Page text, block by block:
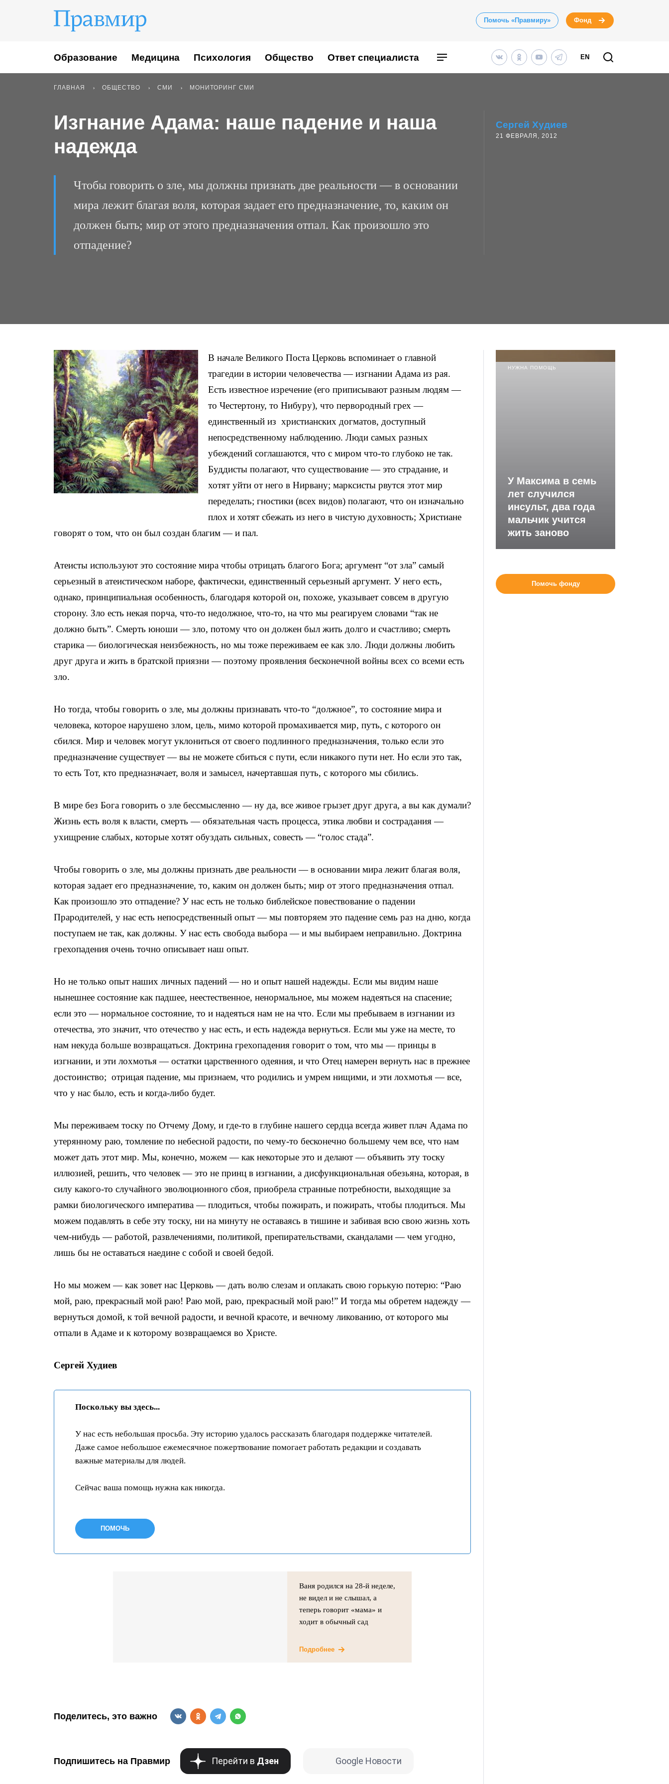
Помочь «Правмиру» Фонд
Образование Медицина Психология Общество Ответ специалиста EN
ГЛАВНАЯ ОБЩЕСТВО СМИ МОНИТОРИНГ СМИ
Изгнание Адама: наше падение и наша
надежда
Чтобы говорить о зле, мы должны признать две реальности — в основании
мира лежит благая воля, которая задает его предназначение, то, каким он
должен быть; мир от этого предназначения отпал. Как произошло это
отпадение?
Сергей Худиев
21 ФЕВРАЛЯ, 2012
В начале Великого Поста Церковь вспоминает о главной
трагедии в истории человечества — изгнании Адама из рая.
Есть известное изречение (его приписывают разным людям —
то Честертону, то Нибуру), что первородный грех —
единственный из христианских догматов, доступный
непосредственному наблюдению. Люди самых разных
убеждений соглашаются, что с миром что-то глубоко не так.
Буддисты полагают, что существование — это страдание, и
хотят уйти от него в Нирвану; марксисты рвутся этот мир
переделать; гностики (всех видов) полагают, что он изначально
плох и хотят сбежать из него в чистую духовность; Христиане
говорят о том, что он был создан благим — и пал.
Атеисты используют это состояние мира чтобы отрицать благого Бога; аргумент “от зла” самый
серьезный в атеистическом наборе, фактически, единственный серьезный аргумент. У него есть,
однако, принципиальная особенность, благодаря которой он, похоже, указывает совсем в другую
сторону. Зло есть некая порча, что-то недолжное, что-то, на что мы реагируем словами “так не
должно быть”. Смерть юноши — зло, потому что он должен был жить долго и счастливо; смерть
старика — биологическая неизбежность, но мы тоже переживаем ее как зло. Люди должны любить
друг друга и жить в братской приязни — поэтому проявления бесконечной войны всех со всеми есть
зло.
Но тогда, чтобы говорить о зле, мы должны признавать что-то “должное”, то состояние мира и
человека, которое нарушено злом, цель, мимо которой промахивается мир, путь, с которого он
сбился. Мир и человек могут уклониться от своего подлинного предназначения, только если это
предназначение существует — вы не можете сбиться с пути, если никакого пути нет. Но если это так,
то есть Тот, кто предназначает, воля и замысел, начертавшая путь, с которого мы сбились.
В мире без Бога говорить о зле бессмысленно — ну да, все живое грызет друг друга, а вы как думали?
Жизнь есть воля к власти, смерть — обязательная часть процесса, этика любви и сострадания —
ухищрение слабых, которые хотят обуздать сильных, совесть — “голос стада”.
Чтобы говорить о зле, мы должны признать две реальности — в основании мира лежит благая воля,
которая задает его предназначение, то, каким он должен быть; мир от этого предназначения отпал.
Как произошло это отпадение? У нас есть не только библейское повествование о падении
Прародителей, у нас есть непосредственный опыт — мы повторяем это падение семь раз на дню, когда
поступаем не так, как должны. У нас есть свобода выбора — и мы выбираем неправильно. Доктрина
грехопадения очень точно описывает наш опыт.
Но не только опыт наших личных падений — но и опыт нашей надежды. Если мы видим наше
нынешнее состояние как падшее, неестественное, ненормальное, мы можем надеяться на спасение;
если это — нормальное состояние, то и надеяться нам не на что. Если мы пребываем в изгнании из
отечества, это значит, что отечество у нас есть, и есть надежда вернуться. Если мы уже на месте, то
нам некуда больше возвращаться. Доктрина грехопадения говорит о том, что мы — принцы в
изгнании, и эти лохмотья — остатки царственного одеяния, и что Отец намерен вернуть нас в прежнее
достоинство; отрицая падение, мы признаем, что родились и умрем нищими, и эти лохмотья — все,
что у нас было, есть и когда-либо будет.
Мы переживаем тоску по Отчему Дому, и где-то в глубине нашего сердца всегда живет плач Адама по
утерянному раю, томление по небесной радости, по чему-то бесконечно большему чем все, что нам
может дать этот мир. Мы, конечно, можем — как некоторые это и делают — объявить эту тоску
иллюзией, решить, что человек — это не принц в изгнании, а дисфункциональная обезьяна, которая, в
силу какого-то случайного эволюционного сбоя, приобрела странные потребности, выходящие за
рамки биологического императива — плодиться, чтобы пожирать, и пожирать, чтобы плодиться. Мы
можем подавлять в себе эту тоску, ни на минуту не оставаясь в тишине и забивая всю свою жизнь хоть
чем-нибудь — работой, развлечениями, политикой, препирательствами, скандалами — чем угодно,
лишь бы не оставаться наедине с собой и своей бедой.
Но мы можем — как зовет нас Церковь — дать волю слезам и оплакать свою горькую потерю: “Раю
мой, раю, прекрасный мой раю! Раю мой, раю, прекрасный мой раю!” И тогда мы обретем надежду —
вернуться домой, к той вечной радости, и вечной красоте, и вечному ликованию, от которого мы
отпали в Адаме и к которому возвращаемся во Христе.
Сергей Худиев
Поскольку вы здесь...
У нас есть небольшая просьба. Эту историю удалось рассказать благодаря поддержке читателей.
Даже самое небольшое ежемесячное пожертвование помогает работать редакции и создавать
важные материалы для людей.
Сейчас ваша помощь нужна как никогда.
ПОМОЧЬ
Ваня родился на 28-й неделе,
не видел и не слышал, а
теперь говорит «мама» и
ходит в обычный сад
Подробнее
Поделитесь, это важно
Подпишитесь на Правмир Перейти в Дзен Google Новости
НУЖНА ПОМОЩЬ
У Максима в семь
лет случился
инсульт, два года
мальчик учится
жить заново
Помочь фонду